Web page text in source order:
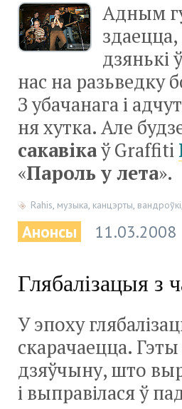
Адным
дзянькі
нас на разьведку
З убачанага і
ня хутка. Але
сакавікаў Graffiti
«Пароль у лета».
Rahis, музыка, канцэрты, вандроўкі,
Анонсы 11.03.2008
Глябалізацыя з
У эпоху
скарачаецца.
дзяўчыну, што
і выправілася ў